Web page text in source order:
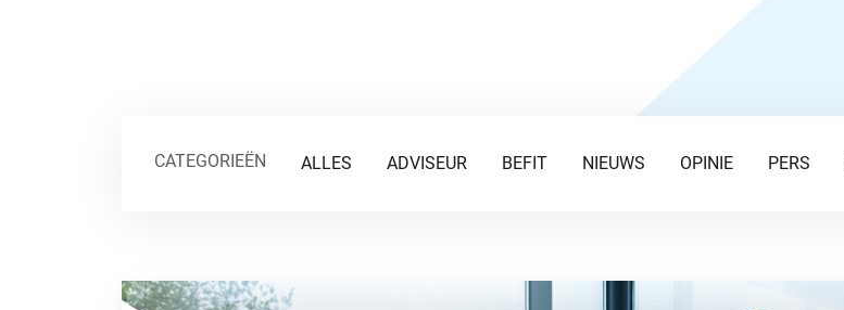
CATEGORIEËN ALLES ADVISEUR BEFIT NIEUWS OPINIE PERS
GA NAAR “KLANTEN GEVEN BEFRANK EEN 8,1”